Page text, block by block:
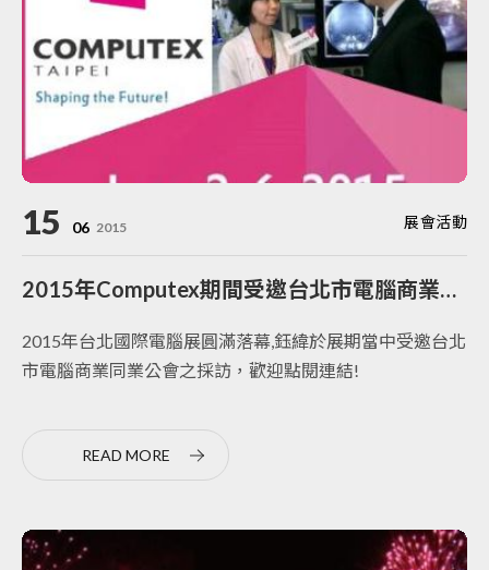
15 06 2015 展會活動
2015年Computex期間受邀台北市電腦商業同業公會採訪
2015年台北國際電腦展圓滿落幕,鈺緯於展期當中受邀台北
市電腦商業同業公會之採訪，歡迎點閱連結!
READ MORE